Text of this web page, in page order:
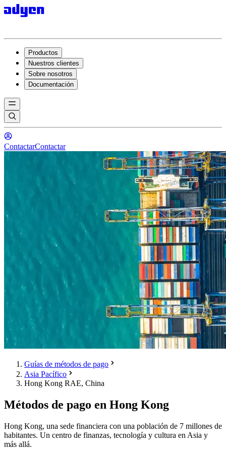
Productos
Nuestros clientes
Sobre nosotros
Documentación
ContactarContactar
Guías de métodos de pago
Asia Pacífico
Hong Kong RAE, China
Métodos de pago en Hong Kong
Hong Kong, una sede financiera con una población de 7 millones de
habitantes. Un centro de finanzas, tecnología y cultura en Asia y
más allá.